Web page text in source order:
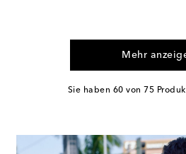
Mehr
Sie haben 60 von 75